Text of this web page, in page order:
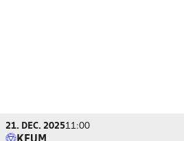
21. DEC. 202511:00